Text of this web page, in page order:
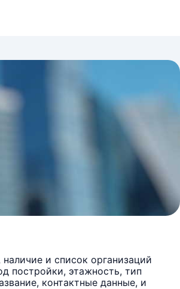
и список организаций
постройки, этажность, тип
контактные данные, и